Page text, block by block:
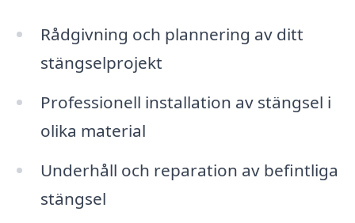
Rådgivning och plannering av ditt
stängselprojekt
Professionell installation av stängsel i
olika material
Underhåll och reparation av befintliga
stängsel